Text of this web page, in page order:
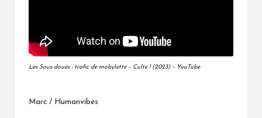
Les Sous-doués : trafic de mobylette – Culte ! (2023) – YouTube
Marc / Humanvibes